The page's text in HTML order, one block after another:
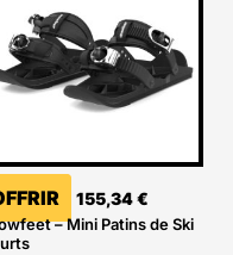
155,34€
– Mini Patins de Ski